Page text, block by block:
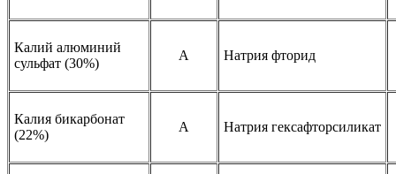
Калий алюминий
сульфат (30%)
A Натрия фторид
Калия бикарбонат
(22%)
A Натрия гексафторсиликат